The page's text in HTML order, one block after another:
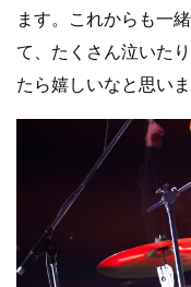
ます。これからも一
て、たくさん泣いた
たら嬉しいなと思いま